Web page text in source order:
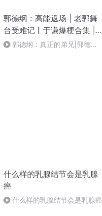
郭德纲：高能返场 | 老郭舞
台受难记丨于谦爆梗合集 |
名场面合集
郭德纲：真正的弟兄|郭德纲
什么样的乳腺结节会是乳腺
癌
什么样的乳腺结节会是乳腺癌